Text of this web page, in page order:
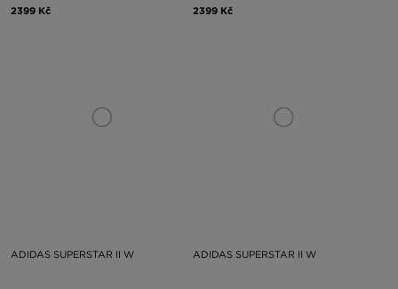
2399 Kč 2399 Kč
ADIDAS SUPERSTAR II W ADIDAS SUPERSTAR II W